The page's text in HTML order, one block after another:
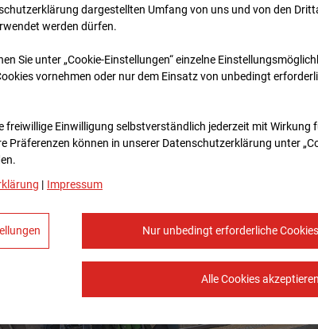
dargestellten Umfang von uns und von den
werden dürfen.
Sie unter „Cookie-Einstellungen“ einzelne
vornehmen oder nur dem Einsatz von unbedingt
freiwillige Einwilligung selbstverständlich jederzeit mit Wirkung
Prä­fe­renzen können in unserer Datenschutzerklärung unter
| Impressum
Nur unbedingt erforderliche
Alle Cookies akzeptieren